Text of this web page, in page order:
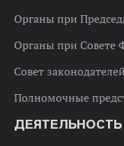
Органы при
Органы при Совете
Совет
Полномочные
ДЕЯТЕЛЬНОСТЬ